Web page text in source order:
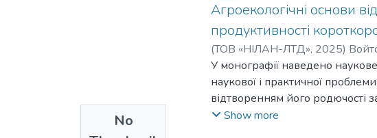
No
Агроекологічні основи
продуктивності
(ТОВ «НІЛАН-ЛТД», 2025)
У монографії наведено
наукової і практичної
відтворенням його родючості
Правобережному Лісостепу
Show more